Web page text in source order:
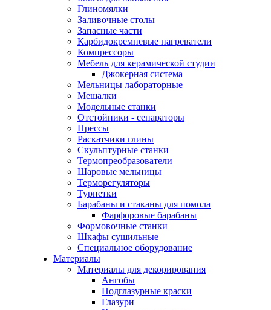
Глиномялки
Заливочные столы
Запасные части
Карбидокремневые нагреватели
Компрессоры
Мебель для керамической студии
Джокерная система
Мельницы лабораторные
Мешалки
Модельные станки
Отстойники - сепараторы
Прессы
Раскатчики глины
Скульптурные станки
Термопреобразователи
Шаровые мельницы
Терморегуляторы
Турнетки
Барабаны и стаканы для помола
Фарфоровые барабаны
Формовочные станки
Шкафы сушильные
Специальное оборудование
Материалы
Материалы для декорирования
Ангобы
Подглазурные краски
Глазури